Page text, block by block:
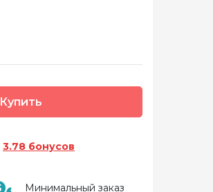
Купить
3.78 бонусов
Минимальный заказ